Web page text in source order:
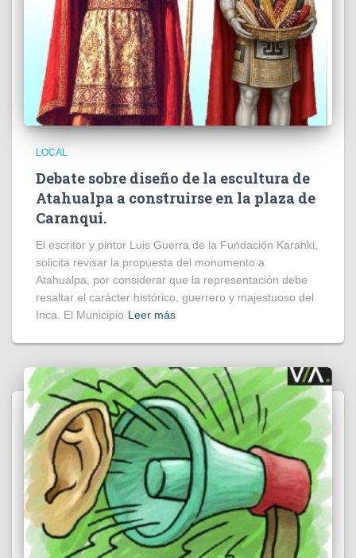
LOCAL
Debate sobre diseño de la escultura de
Atahualpa a construirse en la plaza de
Caranqui.
El escritor y pintor Luis Guerra de la Fundación Karanki,
solicita revisar la propuesta del monumento a
Atahualpa, por considerar que la representación debe
resaltar el carácter histórico, guerrero y majestuoso del
Inca. El Municipio Leer más